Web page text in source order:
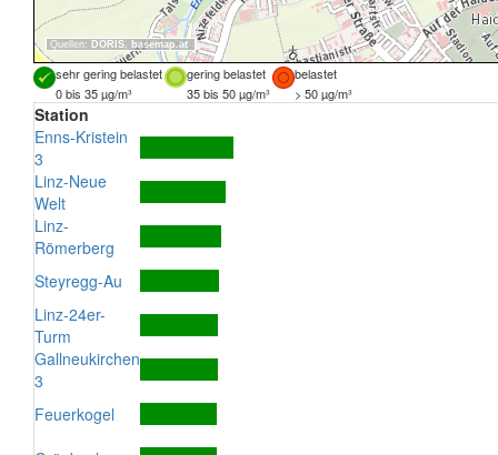
Quellen: DORIS, basemap.at
sehr gering belastet gering belastet
belastet
0 bis 35 µg/m³
35 bis 50 µg/m³ > 50 µg/m³
Station
Enns-Kristein
3
Linz-Neue
Welt
Linz-
Römerberg
Steyregg-Au
Linz-24er-
Turm
Gallneukirchen
3
Feuerkogel